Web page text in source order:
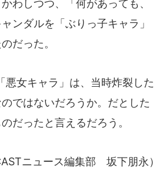
わしつつ、「何があっても、
ンダルを「ぶりっ子キャラ」
だった。
女キャラ」は、当時炸裂した
ではないだろうか。だとした
だったと言えるだろう。
ニュース編集部 坂下朋永）